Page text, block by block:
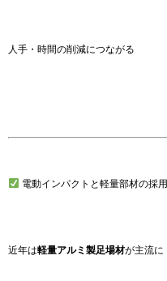
人手・時間の削減につながる
電動インパクトと軽量部材の採用
近年は軽量アルミ製足場材が主流に